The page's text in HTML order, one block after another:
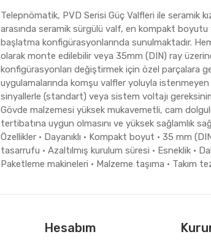
Telepnömatik, PVD Serisi Güç Valfleri ile seramik
arasında seramik sürgülü valf, en kompakt boyutu
başlatma konfigürasyonlarında sunulmaktadır.
olarak monte edilebilir veya 35mm (DIN) ray
konfigürasyonları değiştirmek için özel parçalara
uygulamalarında komşu valfler yoluyla
sinyallerle (standart) veya sistem voltajı
Gövde malzemesi yüksek mukavemetli, cam
tertibatına uygun olmasını ve yüksek sağlamlık
Özellikler • Dayanıklı • Kompakt boyut • 35 mm
tasarrufu • Azaltılmış kurulum süresi • Esneklik •
Paketleme makineleri • Malzeme taşıma • Takım
Hesabım